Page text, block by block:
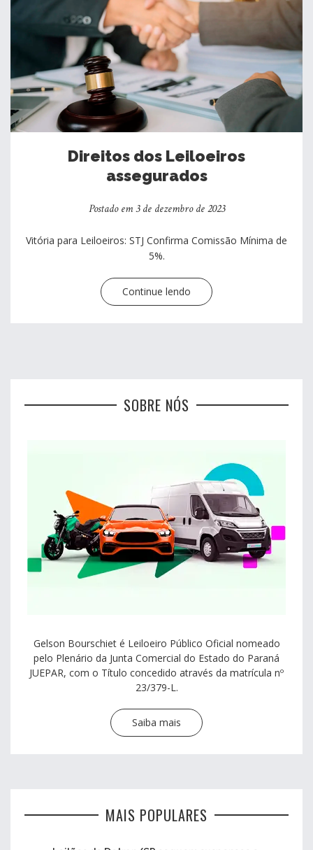
Direitos dos Leiloeiros
assegurados
Postado em 3 de dezembro de 2023
Vitória para Leiloeiros: STJ Confirma Comissão Mínima de
5%.
Continue lendo
SOBRE NÓS
Gelson Bourschiet é Leiloeiro Público Oficial nomeado
pelo Plenário da Junta Comercial do Estado do Paraná
JUEPAR, com o Título concedido através da matrícula nº
23/379-L.
Saiba mais
MAIS POPULARES